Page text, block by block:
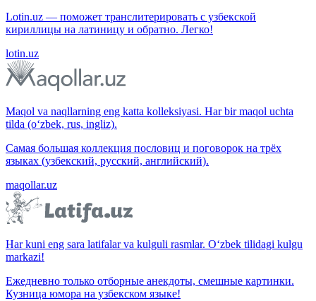
Lotin.uz — поможет транслитерировать с узбекской
кириллицы на латиницу и обратно. Легко!
lotin.uz
Maqol va naqllarning eng katta kolleksiyasi. Har bir maqol uchta
tilda (o‘zbek, rus, ingliz).
Самая большая коллекция пословиц и поговорок на трёх
языках (узбекский, русский, английский).
maqollar.uz
Har kuni eng sara latifalar va kulguli rasmlar. O‘zbek tilidagi kulgu
markazi!
Ежедневно только отборные анекдоты, смешные картинки.
Кузница юмора на узбекском языке!